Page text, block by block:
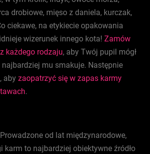
drobiowe, mięso z daniela, kurczak,
ciekawe, na etykiecie opakowania
wizerunek innego kota! Zamów
każdego rodzaju, aby Twój pupil mógł
mu smakuje. Następnie
aby zaopatrzyć się w zapas karmy
.
od lat międzynarodowe,
karm to najbardziej obiektywne źródło